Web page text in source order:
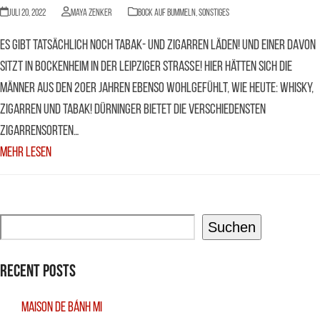
Juli 20, 2022 Maya Zenker BOCK AUF BUMMELN,Sonstiges
Es gibt tatsächlich noch Tabak- und Zigarren Läden! Und einer davon
sitzt in Bockenheim in der Leipziger Straße! Hier hätten sich die
Männer aus den 20er Jahren ebenso wohlgefühlt, wie heute: Whisky,
Zigarren und Tabak! Dürninger bietet die verschiedensten
Zigarrensorten…
Mehr Lesen
Suchen
Recent Posts
Maison De Bánh Mi